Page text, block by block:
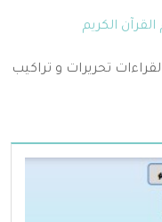
الكريم
تحريرات و تراكيب